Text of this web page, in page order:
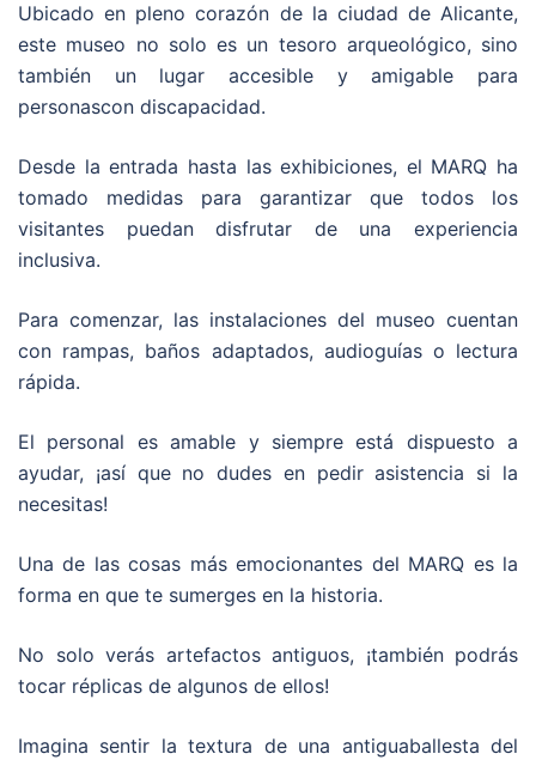
Ubicado en pleno corazón de la ciudad de Alicante,
este museo no solo es un tesoro arqueológico, sino
también un lugar accesible y amigable para
personascon discapacidad.
Desde la entrada hasta las exhibiciones, el MARQ ha
tomado medidas para garantizar que todos los
visitantes puedan disfrutar de una experiencia
inclusiva.
Para comenzar, las instalaciones del museo cuentan
con rampas, baños adaptados, audioguías o lectura
rápida.
El personal es amable y siempre está dispuesto a
ayudar, ¡así que no dudes en pedir asistencia si la
necesitas!
Una de las cosas más emocionantes del MARQ es la
forma en que te sumerges en la historia.
No solo verás artefactos antiguos, ¡también podrás
tocar réplicas de algunos de ellos!
Imagina sentir la textura de una antiguaballesta del